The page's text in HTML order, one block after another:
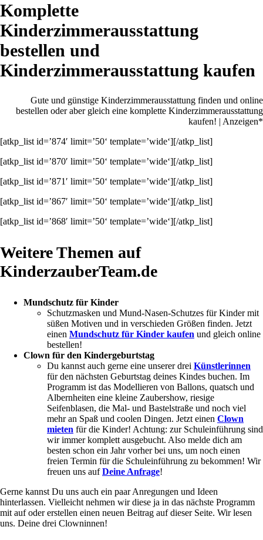
Komplette
Kinderzimmerausstattung
bestellen und
Kinderzimmerausstattung kaufen
Gute und günstige Kinderzimmerausstattung finden und online
bestellen oder aber gleich eine komplette Kinderzimmerausstattung
kaufen! | Anzeigen*
[atkp_list id=’874′ limit=’50‘ template=’wide‘][/atkp_list]
[atkp_list id=’870′ limit=’50‘ template=’wide‘][/atkp_list]
[atkp_list id=’871′ limit=’50‘ template=’wide‘][/atkp_list]
[atkp_list id=’867′ limit=’50‘ template=’wide‘][/atkp_list]
[atkp_list id=’868′ limit=’50‘ template=’wide‘][/atkp_list]
Weitere Themen auf
KinderzauberTeam.de
Mundschutz für Kinder
Schutzmasken und Mund-Nasen-Schutzes für Kinder mit
süßen Motiven und in verschieden Größen finden. Jetzt
einen Mundschutz für Kinder kaufen und gleich online
bestellen!
Clown für den Kindergeburtstag
Du kannst auch gerne eine unserer drei Künstlerinnen
für den nächsten Geburtstag deines Kindes buchen. Im
Programm ist das Modellieren von Ballons, quatsch und
Albernheiten eine kleine Zaubershow, riesige
Seifenblasen, die Mal- und Bastelstraße und noch viel
mehr an Spaß und coolen Dingen. Jetzt einen Clown
mieten für die Kinder! Achtung: zur Schuleinführung sind
wir immer komplett ausgebucht. Also melde dich am
besten schon ein Jahr vorher bei uns, um noch einen
freien Termin für die Schuleinführung zu bekommen! Wir
freuen uns aufDeine Anfrage!
Gerne kannst Du uns auch ein paar Anregungen und Ideen
hinterlassen. Vielleicht nehmen wir diese ja in das nächste Programm
mit auf oder erstellen einen neuen Beitrag auf dieser Seite. Wir lesen
uns. Deine drei Clowninnen!